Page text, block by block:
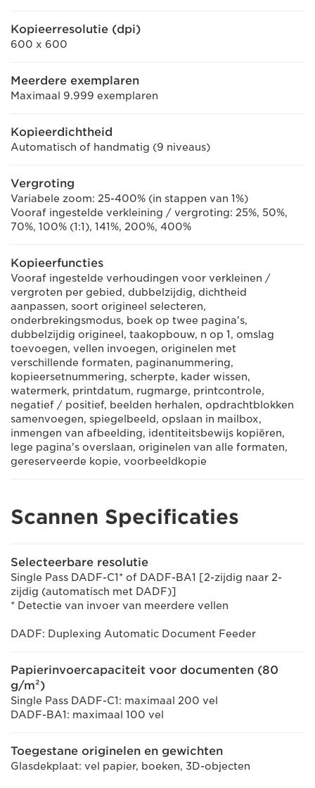
Kopieerresolutie (dpi)
600 x 600
Meerdere exemplaren
Maximaal 9.999 exemplaren
Kopieerdichtheid
Automatisch of handmatig (9 niveaus)
Vergroting
Variabele zoom: 25-400% (in stappen van 1%)
Vooraf ingestelde verkleining / vergroting: 25%, 50%,
70%, 100% (1:1), 141%, 200%, 400%
Kopieerfuncties
Vooraf ingestelde verhoudingen voor verkleinen /
vergroten per gebied, dubbelzijdig, dichtheid
aanpassen, soort origineel selecteren,
onderbrekingsmodus, boek op twee pagina's,
dubbelzijdig origineel, taakopbouw, n op 1, omslag
toevoegen, vellen invoegen, originelen met
verschillende formaten, paginanummering,
kopieersetnummering, scherpte, kader wissen,
watermerk, printdatum, rugmarge, printcontrole,
negatief / positief, beelden herhalen, opdrachtblokken
samenvoegen, spiegelbeeld, opslaan in mailbox,
inmengen van afbeelding, identiteitsbewijs kopiëren,
lege pagina's overslaan, originelen van alle formaten,
gereserveerde kopie, voorbeeldkopie
Scannen Specificaties
Selecteerbare resolutie
Single Pass DADF-C1* of DADF-BA1 [2-zijdig naar 2-
zijdig (automatisch met DADF)]
* Detectie van invoer van meerdere vellen
DADF: Duplexing Automatic Document Feeder
Papierinvoercapaciteit voor documenten (80
g/m²)
Single Pass DADF-C1: maximaal 200 vel
DADF-BA1: maximaal 100 vel
Toegestane originelen en gewichten
Glasdekplaat: vel papier, boeken, 3D-objecten